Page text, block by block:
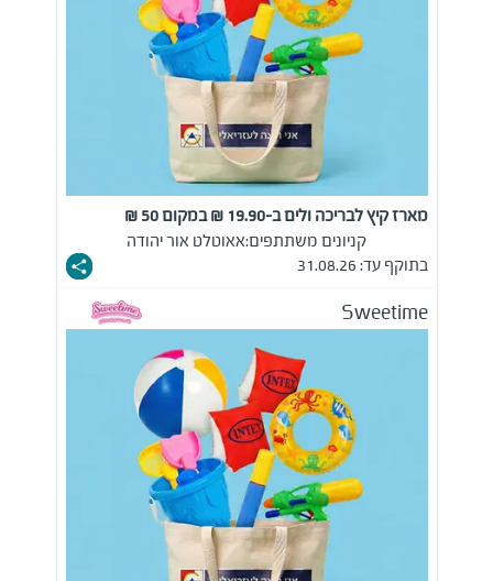
מארז קיץ לבריכה ולים ב-19.90 ₪ במקום 50 ₪
קניונים משתתפים:אאוטלט אור יהודה
בתוקף עד: 31.08.26
Sweetime